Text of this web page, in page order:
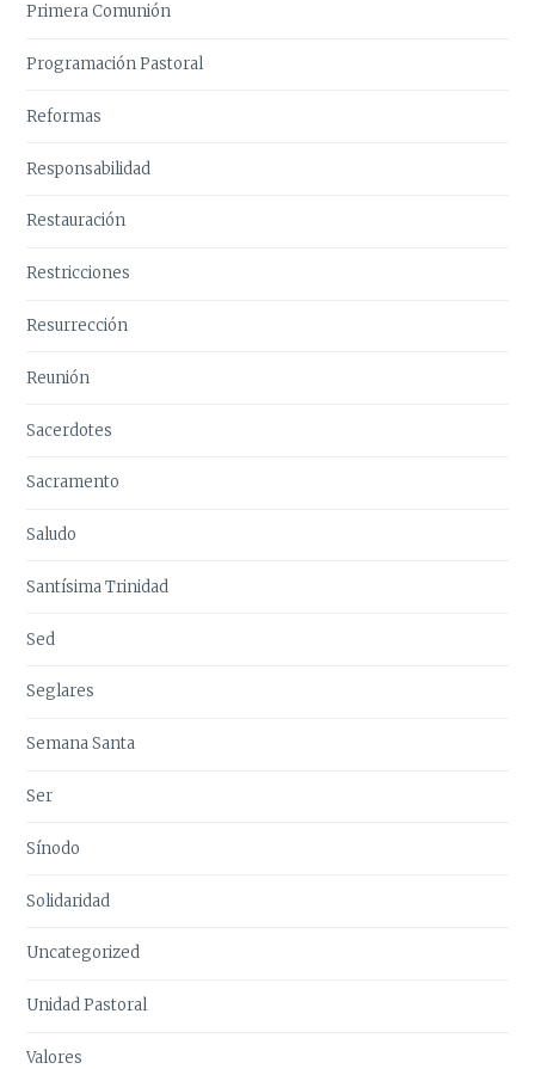
Primera Comunión
Programación Pastoral
Reformas
Responsabilidad
Restauración
Restricciones
Resurrección
Reunión
Sacerdotes
Sacramento
Saludo
Santísima Trinidad
Sed
Seglares
Semana Santa
Ser
Sínodo
Solidaridad
Uncategorized
Unidad Pastoral
Valores